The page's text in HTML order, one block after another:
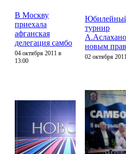
В Москву
приехала
афганская
делегация самбо
04 октября 2011 в
13:00
турнир
новым
02 октября